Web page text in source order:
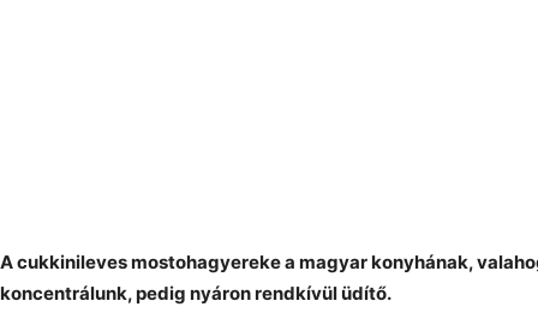
A cukkinileves mostohagyereke a magyar konyhának,
koncentrálunk, pedig nyáron rendkívül üdítő.